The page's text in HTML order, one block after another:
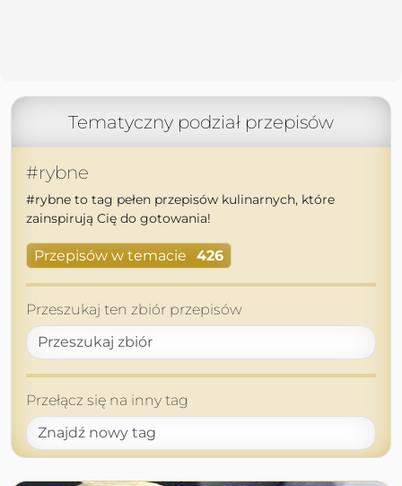
Tematyczny podział przepisów
#rybne
#rybne to tag pełen przepisów kulinarnych, które
zainspirują Cię do gotowania!
Przepisów w temacie 426
Przeszukaj ten zbiór przepisów
Przełącz się na inny tag